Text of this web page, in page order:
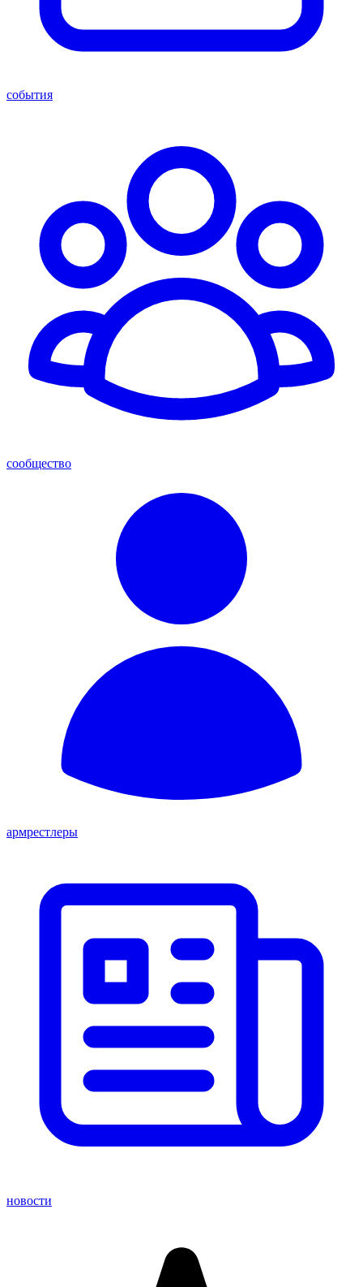
события
сообщество
армрестлеры
новости